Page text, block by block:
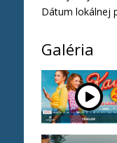
Dátum lokálnej
Galéria